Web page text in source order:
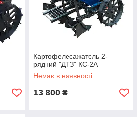
Картофелесажатель 2-
рядний "ДТЗ" КС-2А
Немає в наявності
13 800 ₴